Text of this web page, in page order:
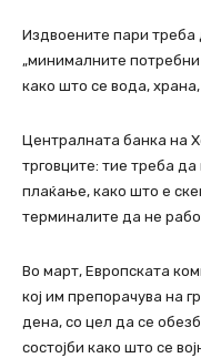
Издвоените пари
„минималните
како што се вода,
Централната банка на
трговците: тие треба
плаќање, како што е
терминалите да не
Во март, Европската
кој им препорачува на
дена, со цел да се
состојби како што се